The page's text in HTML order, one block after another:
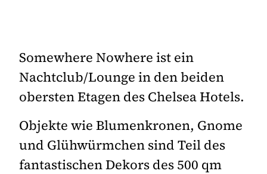
Somewhere Nowhere ist ein
Nachtclub/Lounge in den beiden
obersten Etagen des Chelsea Hotels.
Objekte wie Blumenkronen, Gnome
und Glühwürmchen sind Teil des
fantastischen Dekors des 500 qm